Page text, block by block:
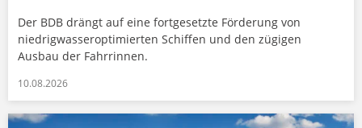
Der BDB drängt auf eine fortgesetzte Förderung von
niedrigwasseroptimierten Schiffen und den zügigen
Ausbau der Fahrrinnen.
10.08.2026